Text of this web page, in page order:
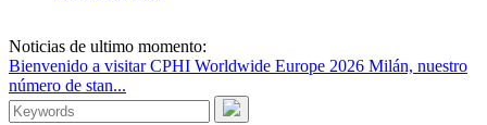
Noticias de ultimo momento:
Bienvenido a visitar CPHI Worldwide Europe 2026 Milán, nuestro
número de stan...